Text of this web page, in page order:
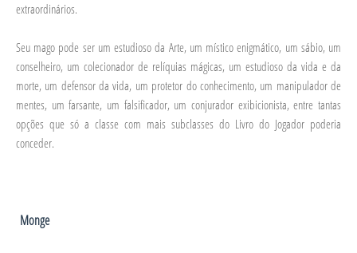
extraordinários.
Seu mago pode ser um estudioso da Arte, um místico enigmático, um sábio, um
conselheiro, um colecionador de relíquias mágicas, um estudioso da vida e da
morte, um defensor da vida, um protetor do conhecimento, um manipulador de
mentes, um farsante, um falsificador, um conjurador exibicionista, entre tantas
opções que só a classe com mais subclasses do Livro do Jogador poderia
conceder.
Monge